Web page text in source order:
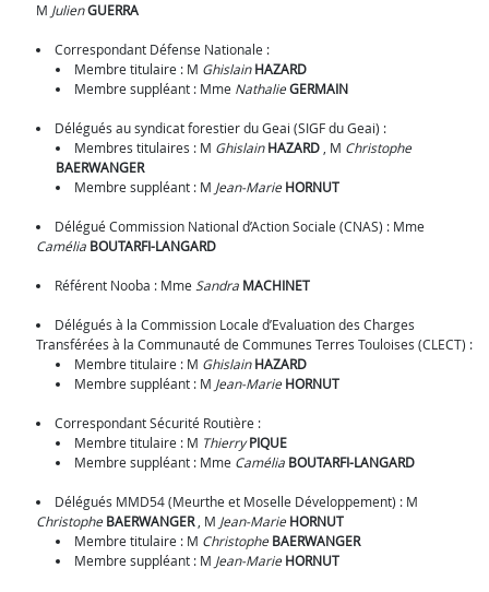
M JulienGUERRA
Correspondant Défense Nationale :
Membre titulaire : M Ghislain HAZARD
Membre suppléant : Mme NathalieGERMAIN
Délégués au syndicat forestier du Geai (SIGF du Geai) :
Membres titulaires : M Ghislain HAZARD M Christophe
BAERWANGER
Membre suppléant : M Jean-Marie HORNUT
Délégué Commission National d’Action Sociale (CNAS) : Mme
Camélia BOUTARFI-LANGARD
Référent Nooba : Mme Sandra MACHINET
Délégués à la Commission Locale d’Evaluation des Charges
Transférées à la Communauté de Communes Terres Touloises (CLECT) :
Membre titulaire : M Ghislain HAZARD
Membre suppléant : M Jean-Marie HORNUT
Correspondant Sécurité Routière :
Membre titulaire : M Thierry PIQUE
Membre suppléant : Mme Camélia BOUTARFI-LANGARD
Délégués MMD54 (Meurthe et Moselle Développement) : M
Christophe BAERWANGER M Jean-Marie HORNUT
Membre titulaire : M Christophe BAERWANGER
Membre suppléant : M Jean-Marie HORNUT